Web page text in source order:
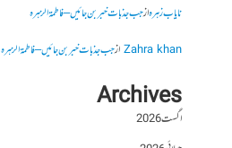
نایاب زہرہازجب جذبات خبر بن جائیں – فاطمۃالزہرہ
Zahra khanازجب جذبات خبر بن جائیں – فاطمۃالزہرہ
Archives
اگست 2026